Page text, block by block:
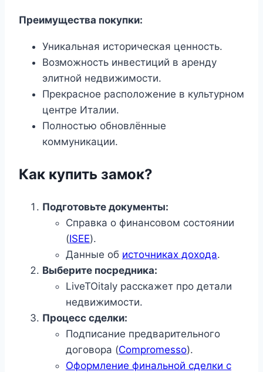
Преимущества покупки:
Уникальная историческая ценность.
Возможность инвестиций в аренду
элитной недвижимости.
Прекрасное расположение в культурном
центре Италии.
Полностью обновлённые
коммуникации.
Как купить замок?
Подготовьте документы:
Справка о финансовом состоянии
(ISEE).
Данные об источниках дохода.
Выберите посредника:
LiveTOitaly расскажет про детали
недвижимости.
Процесс сделки:
Подписание предварительного
договора (Compromesso).
Оформление финальной сделки с